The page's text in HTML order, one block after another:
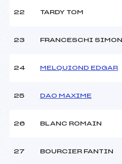
22 TARDY TOM
23 FRANCESCHI SIMON
24 MELQUIOND EDGAR
25 DAO MAXIME
26 BLANC ROMAIN
27 BOURCIER FANTIN